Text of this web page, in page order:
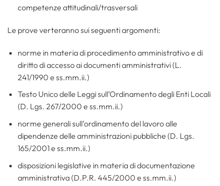
competenze attitudinali/trasversali
Le prove verteranno sui seguenti argomenti:
norme in materia di procedimento amministrativo e di
diritto di accesso ai documenti amministrativi (L.
241/1990 e ss.mm.ii.)
Testo Unico delle Leggi sull’Ordinamento degli Enti Locali
(D. Lgs. 267/2000 e ss.mm.ii.)
norme generali sull’ordinamento del lavoro alle
dipendenze delle amministrazioni pubbliche (D. Lgs.
165/2001 e ss.mm.ii.)
disposizioni legislative in materia di documentazione
amministrativa (D.P.R. 445/2000 e ss.mm.ii.)